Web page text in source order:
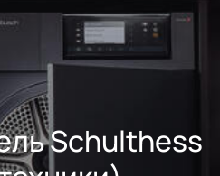
Schulthess